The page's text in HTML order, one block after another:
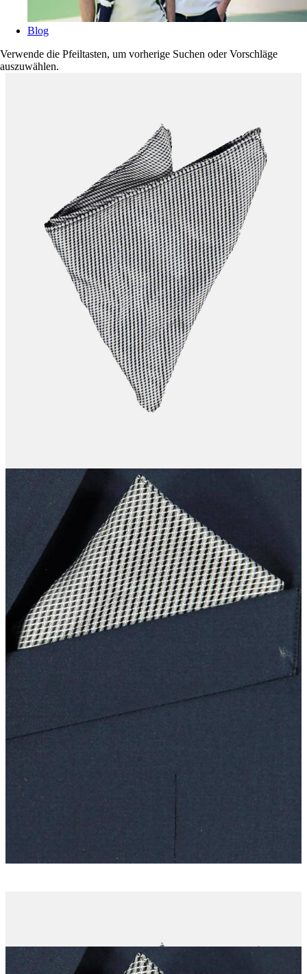
Blog
Verwende die Pfeiltasten, um vorherige Suchen oder Vorschläge
auszuwählen.